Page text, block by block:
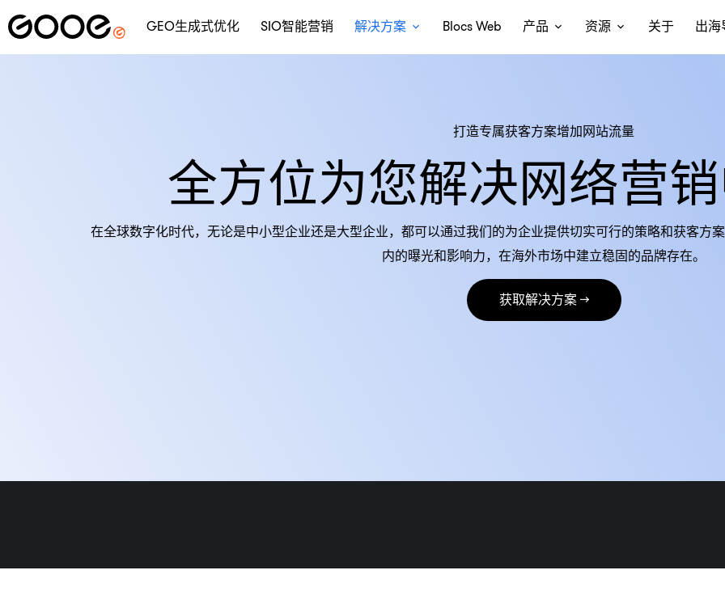
GEO生成式优化 SIO智能营销 解决方案 Blocs Web 产品 资源 关于 出海
打造专属获客方案增加网站流量
全方位为您解决网络营
在全球数字化时代，无论是中小型企业还是大型企业，都可以通过我们的为企业提供切实可行的策略和获客方
内的曝光和影响力，在海外市场中建立稳固的品牌存在。
获取解决方案 →